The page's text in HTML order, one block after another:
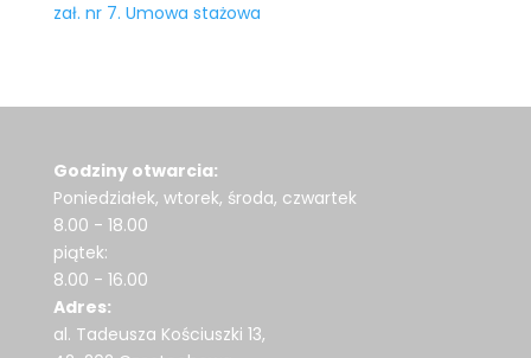
zał. nr 7. Umowa stażowa
Godziny otwarcia:
Poniedziałek, wtorek, środa, czwartek
8.00 - 18.00
piątek:
8.00 - 16.00
Adres:
al. Tadeusza Kościuszki 13,